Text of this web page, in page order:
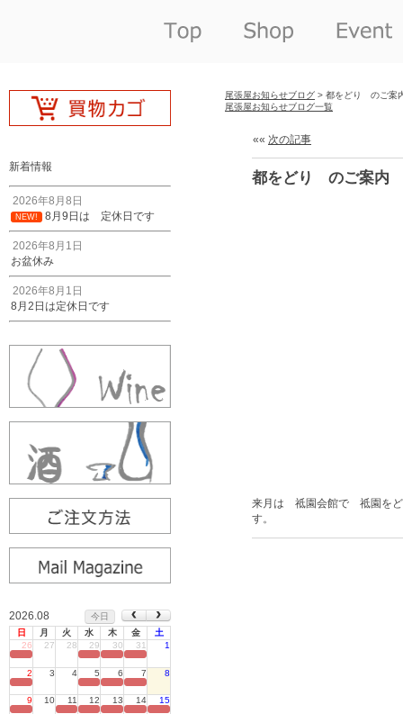
新着情報
2026年8月8日
NEW! 8月9日は 定休日です
2026年8月1日
お盆休み
2026年8月1日
8月2日は定休日です
2026.08
今日
日
月 火 水 木 金
土
26
27 28 29 30 31 1
2 3 4 5 6 7 8
9 10 11 12 13 14 15
尾張屋お知らせブログ > 都をどり のご案
尾張屋お知らせブログ一覧
«« 次の記事
都をどり のご案内
来月は 祗園会館で 祗園を
す。